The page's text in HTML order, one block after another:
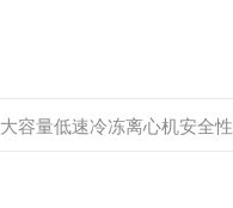
大容量低速冷冻离心机安全性高，可放心使用